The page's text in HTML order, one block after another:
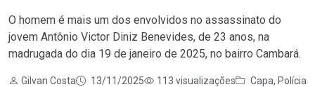
O homem é mais um dos envolvidos no assassinato do
jovem Antônio Victor Diniz Benevides, de 23 anos, na
madrugada do dia 19 de janeiro de 2025, no bairro Cambará.
Gilvan Costa 13/11/2025 113 visualizações Capa, Polícia